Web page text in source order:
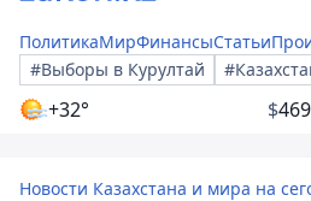
ПолитикаМирФинансыСтатьи
#Выборы в Курултай
+32° $
Новости Казахстана и мира на